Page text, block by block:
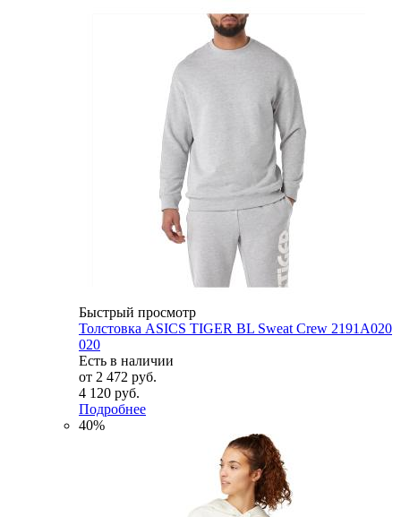
Быстрый просмотр
Толстовка ASICS TIGER BL Sweat Crew 2191A020
020
Есть в наличии
от 2 472 руб.
4 120 руб.
Подробнее
40%